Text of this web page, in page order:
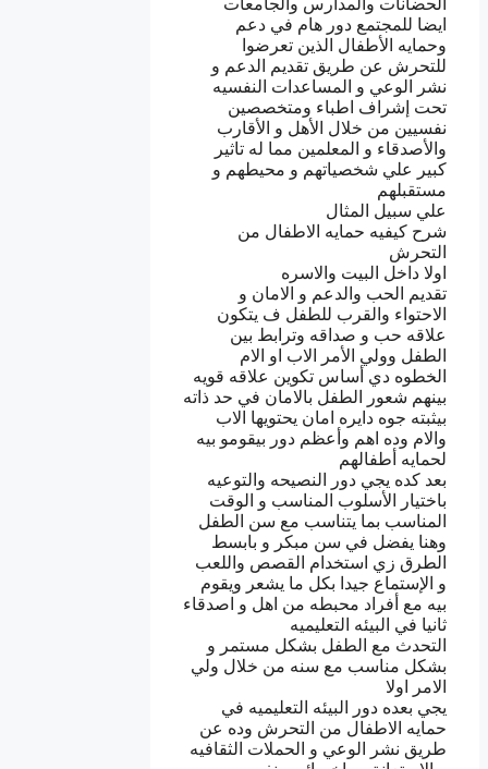
الحضانات والمدارس والجامعات
ايضا للمجتمع دور هام في دعم
وحمايه الأطفال الذين تعرضوا
للتحرش عن طريق تقديم الدعم و
نشر الوعي و المساعدات النفسيه
تحت إشراف اطباء ومتخصصين
نفسيين من خلال الأهل و الأقارب
والأصدقاء و المعلمين مما له تاثير
كبير علي شخصياتهم و محيطهم و
مستقبلهم
علي سبيل المثال
شرح كيفيه حمايه الاطفال من
التحرش
اولا داخل البيت والاسره
تقديم الحب والدعم و الامان و
الاحتواء والقرب للطفل ف يتكون
علاقه حب و صداقه وترابط بين
الطفل وولي الأمر الاب او الام
الخطوه دي أساس تكوين علاقه قويه
بينهم شعور الطفل بالامان في حد ذاته
بيثبته جوه دايره امان يحتويها الاب
والام وده اهم وأعظم دور بيقومو بيه
لحمايه أطفالهم
بعد كده يجي دور النصيحه والتوعيه
باختيار الأسلوب المناسب و الوقت
المناسب بما يتناسب مع سن الطفل
وهنا يفضل في سن مبكر و بابسط
الطرق زي استخدام القصص واللعب
و الإستماع جيدا بكل ما يشعر ويقوم
بيه مع أفراد محبطه من اهل و اصدقاء
ثانيا في البيئه التعليميه
التحدث مع الطفل بشكل مستمر و
بشكل مناسب مع سنه من خلال ولي
الامر اولا
يجي بعده دور البيئه التعليميه في
حمايه الاطفال من التحرش وده عن
طريق نشر الوعي و الحملات الثقافيه